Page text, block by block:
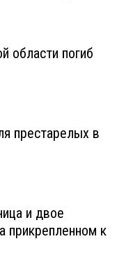
области погиб
престарелых в
и двое
прикрепленном к